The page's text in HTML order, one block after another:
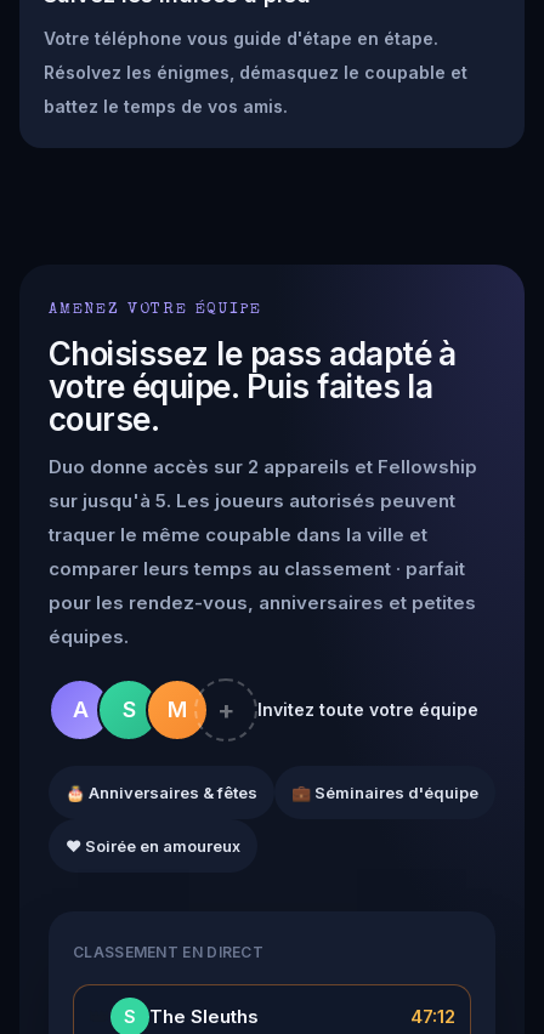
Votre téléphone vous guide d'étape en étape.
Résolvez les énigmes, démasquez le coupable et
battez le temps de vos amis.
AMENEZ VOTRE ÉQUIPE
Choisissez le pass adapté à
votre équipe. Puis faites la
course.
Duo donne accès sur 2 appareils et Fellowship
sur jusqu'à 5. Les joueurs autorisés peuvent
traquer le même coupable dans la ville et
comparer leurs temps au classement · parfait
pour les rendez-vous, anniversaires et petites
équipes.
A S M + Invitez toute votre équipe
🎂 Anniversaires & fêtes 💼 Séminaires d'équipe
❤️ Soirée en amoureux
CLASSEMENT EN DIRECT
S The Sleuths 47:12